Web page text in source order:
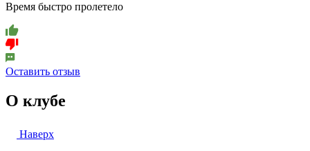
Время быстро пролетело
Оставить отзыв
О клубе
Наверх